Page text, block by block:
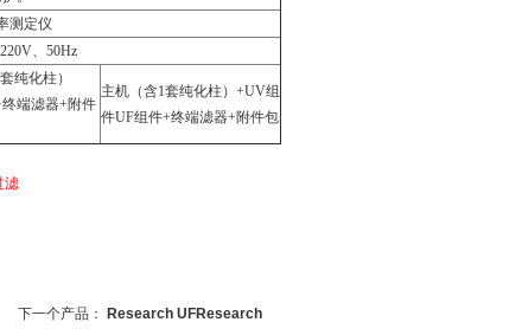
测定仪
、50Hz
纯化柱）
端滤器+附件
主机（含1套纯化柱）+UV组
件UF组件+终端滤器+附件包
滤
一个产品：
Research UFResearch